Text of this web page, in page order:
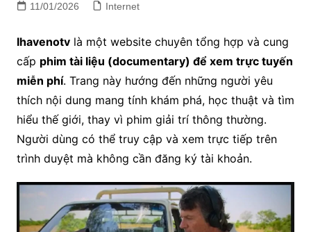
11/01/2026 Internet
Ihavenotvlà một website chuyên tổng hợp và cung
cấp phim tài liệu (documentary) để xem trực tuyến
miễn phí. Trang này hướng đến những người yêu
thích nội dung mang tính khám phá, học thuật và tìm
hiểu thế giới, thay vì phim giải trí thông thường.
Người dùng có thể truy cập và xem trực tiếp trên
trình duyệt mà không cần đăng ký tài khoản.